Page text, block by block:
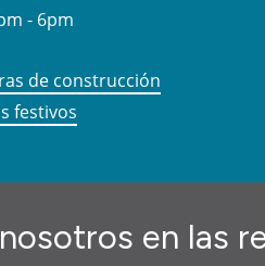
- 6pm
de construcción
festivos
en las